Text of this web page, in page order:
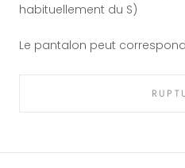
habituellement du S)
Le pantalon peut